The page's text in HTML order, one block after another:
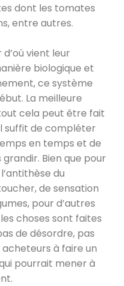
dont les tomates
entre autres.
vient leur
biologique et
ce système
La meilleure
cela peut être fait
suffit de compléter
en temps et de
Bien que pour
du
de sensation
pour d’autres
choses sont faites
de désordre, pas
à faire un
pourrait mener à